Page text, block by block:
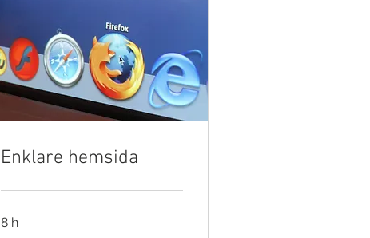
Enklare hemsida
8 h